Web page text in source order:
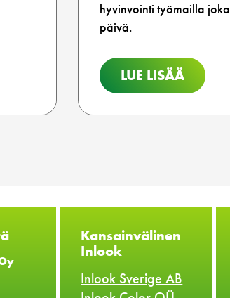
hyvinvointi työmailla joka
päivä.
LUE LISÄÄ
Kansainvälinen
Inlook
Inlook Sverige AB